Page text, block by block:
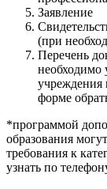
Заявление
(при
Перечень
необходимо
учреждения
форме
*программой
образования
требования к
узнать по